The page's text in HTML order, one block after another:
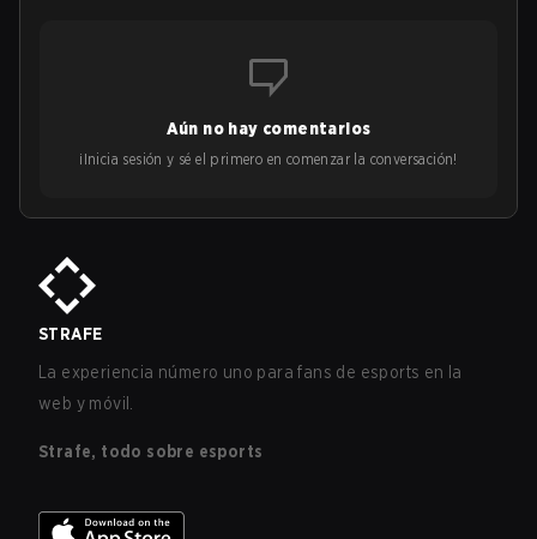
Aún no hay comentarios
¡Inicia sesión y sé el primero en comenzar la conversación!
STRAFE
La experiencia número uno para fans de esports en la
web y móvil.
Strafe, todo sobre esports